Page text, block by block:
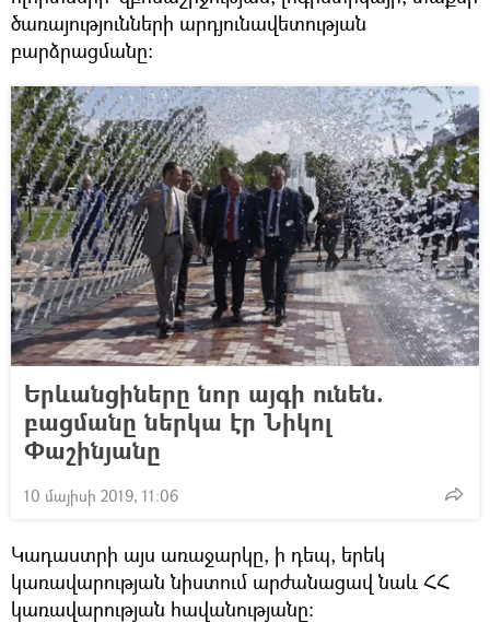
ծառայությունների արդյունավետության
բարձրացմանը։
Երևանցիները նոր այգի ունեն.
բացմանը ներկա էր Նիկոլ
Փաշինյանը
10 մայիսի 2019, 11:06
Կադաստրի այս առաջարկը, ի դեպ, երեկ
կառավարության նիստում արժանացավ նաև ՀՀ
կառավարության հավանությանը։